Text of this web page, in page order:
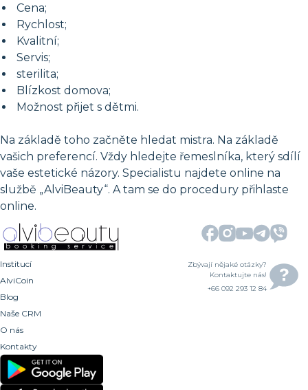
Cena;
Rychlost;
Kvalitní;
Servis;
sterilita;
Blízkost domova;
Možnost přijet s dětmi.
Na základě toho začněte hledat mistra. Na základě
vašich preferencí. Vždy hledejte řemeslníka, který sdílí
vaše estetické názory. Specialistu najdete online na
službě „AlviBeauty“. A tam se do procedury přihlaste
online.
Institucí
AlviCoin
Blog
Naše CRM
O nás
Kontakty
Zbývají nějaké otázky?
Kontaktujte nás!
+66 092 293 12 84